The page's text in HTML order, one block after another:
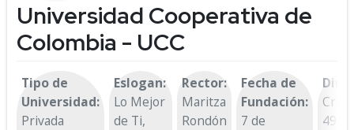
Universidad Cooperativa de
Colombia - UCC
Tipo de
Universidad:
Privada
Eslogan:
Lo Mejor
de Ti,
Rector:
Maritza
Rondón
Fecha de
Fundación:
7 de
Cra
49-